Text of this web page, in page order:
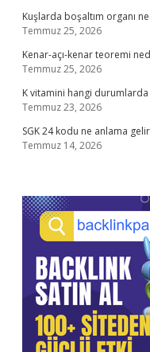
Kuşlarda boşaltım organı
Temmuz 25, 2026
Kenar-açı-kenar teoremi
Temmuz 25, 2026
K vitamini hangi durumlarda
Temmuz 23, 2026
SGK 24 kodu ne anlama
Temmuz 14, 2026